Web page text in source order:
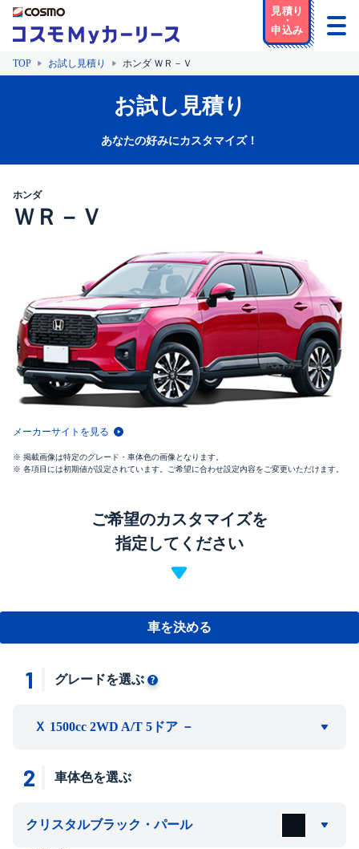
TOP お試し見積り ホンダ ＷＲ－Ｖ
お試し見積り
あなたの好みにカスタマイズ！
ホンダ
ＷＲ－Ｖ
メーカーサイトを見る
掲載画像は特定のグレード・車体色の画像となります。
各項目には初期値が設定されています。ご希望に合わせ設定内容をご変更いただけます。
ご希望のカスタマイズを
指定してください
車を決める
1 グレードを選ぶ
Ｘ 1500cc 2WD A/T 5ドア －
2 車体色を選ぶ
クリスタルブラック・パール